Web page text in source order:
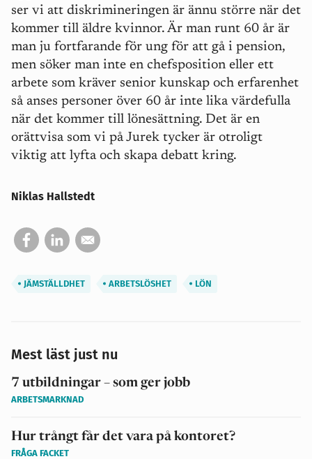
ser vi att diskrimineringen är ännu större när det
kommer till äldre kvinnor. Är man runt 60 år är
man ju fortfarande för ung för att gå i pension,
men söker man inte en chefsposition eller ett
arbete som kräver senior kunskap och erfarenhet
så anses personer över 60 år inte lika värdefulla
när det kommer till lönesättning. Det är en
orättvisa som vi på Jurek tycker är otroligt
viktig att lyfta och skapa debatt kring.
Niklas Hallstedt
JÄMSTÄLLDHET ARBETSLÖSHET LÖN
Mest läst just nu
7 utbildningar – som ger jobb
ARBETSMARKNAD
Hur trångt får det vara på kontoret?
FRÅGA FACKET